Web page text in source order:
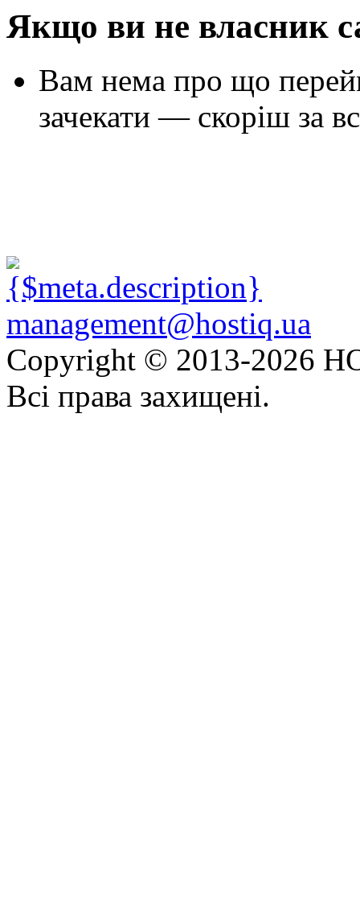
Якщо ви не власник
Вам нема про що
зачекати — скоріш за
management@hostiq.ua
Copyright © 2013-2026
Всі права захищені.